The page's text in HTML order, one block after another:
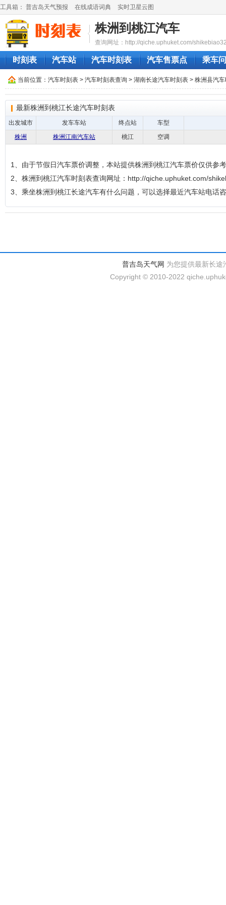
工具箱： 普吉岛天气预报 在线成语词典 实时卫星云图
株洲到桃江汽车
查询网址：http://qiche.uphuket.com/
时刻表 汽车站 汽车时刻表 汽车售票点 乘车
当前位置： 汽车时刻表 > 汽车时刻表查询 > 湖南长途汽车时刻表 > 株洲县汽
最新株洲到桃江长途汽车时刻表
出发城市 发车车站 终点站
车型
株洲
株洲江南汽车站 桃江 空调
1、由于节假日汽车票价调整，本站提供株洲到桃江汽车票价仅供参
2、株洲到桃江汽车时刻表查询网址：http://qiche.uphuket.com/
3、乘坐株洲到桃江长途汽车有什么问题，可以选择最近汽车站电话
普吉岛天气网 为您提供最新长途
Copyright © 2010-2022